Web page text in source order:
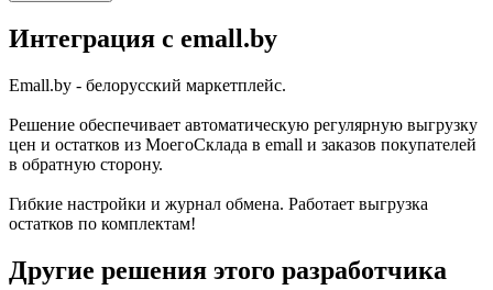
Интеграция с emall.by
Emall.by - белорусский маркетплейс.
Решение обеспечивает автоматическую регулярную выгрузку
цен и остатков из МоегоСклада в emall и заказов покупателей
в обратную сторону.
Гибкие настройки и журнал обмена. Работает выгрузка
остатков по комплектам!
Другие решения этого разработчика